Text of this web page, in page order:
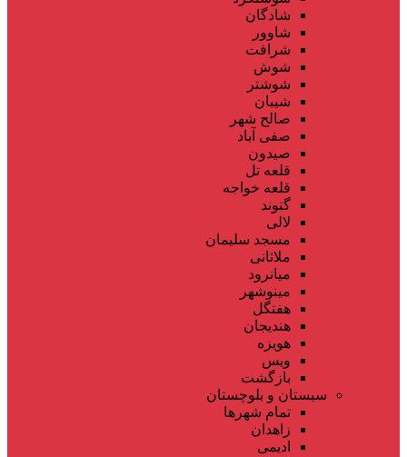
شادگان
شاوور
شرافت
شوش
شوشتر
شیبان
صالح شهر
صفی آباد
صیدون
قلعه تل
قلعه خواجه
گتوند
لالی
مسجد سلیمان
ملاثانی
میانرود
مینوشهر
هفتگل
هندیجان
هویزه
ویس
بازگشت
سیستان و بلوچستان
تمام شهر‌ها
زاهدان
ادیمی